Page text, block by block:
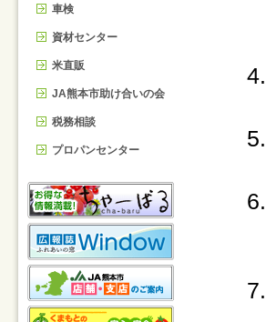
車検
資材センター
米直販
JA熊本市助け合いの会
税務相談
プロパンセンター